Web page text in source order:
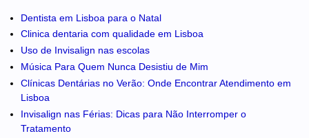
Dentista em Lisboa para o Natal
Clinica dentaria com qualidade em Lisboa
Uso de Invisalign nas escolas
Música Para Quem Nunca Desistiu de Mim
Clínicas Dentárias no Verão: Onde Encontrar Atendimento em
Lisboa
Invisalign nas Férias: Dicas para Não Interromper o
Tratamento